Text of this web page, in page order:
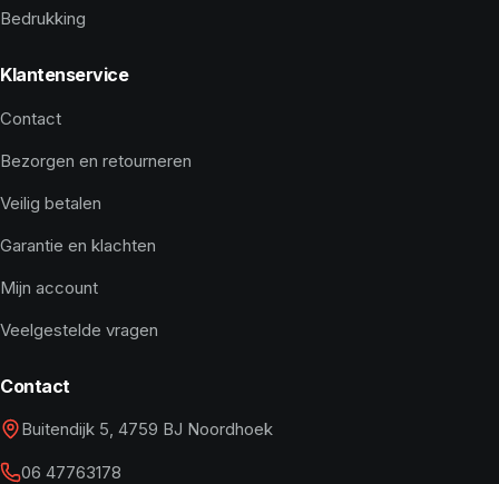
Bedrukking
Klantenservice
Contact
Bezorgen en retourneren
Veilig betalen
Garantie en klachten
Mijn account
Veelgestelde vragen
Contact
Buitendijk 5, 4759 BJ Noordhoek
06 47763178